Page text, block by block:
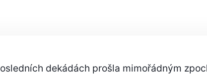
CHLAPI
dekádách prošla mimořádným